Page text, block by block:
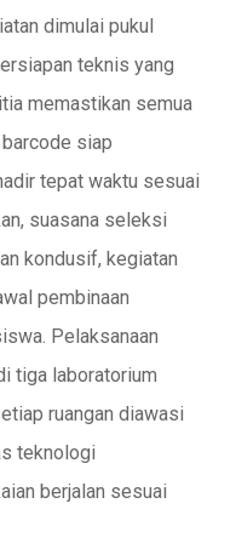
dimulai pukul
teknis yang
memastikan semua
siap
tepat waktu sesuai
suasana seleksi
kondusif, kegiatan
pembinaan
Pelaksanaan
tiga laboratorium
ruangan diawasi
teknologi
berjalan sesuai